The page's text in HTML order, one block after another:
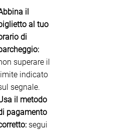
il
al tuo
di
superare il
limite indicato
segnale.
il metodo
pagamento
segui